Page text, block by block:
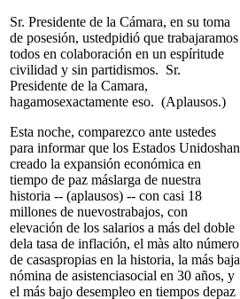
Sr. Presidente de la Cámara, en su toma
de posesión, ustedpidió que trabajaramos
todos en colaboración en un espíritude
civilidad y sin partidismos. Sr.
Presidente de la Camara,
hagamosexactamente eso. (Aplausos.)
Esta noche, comparezco ante ustedes
para informar que los Estados Unidoshan
creado la expansión económica en
tiempo de paz máslarga de nuestra
historia -- (aplausos) -- con casi 18
millones de nuevostrabajos, con
elevación de los salarios a más del doble
dela tasa de inflación, el màs alto número
de casaspropias en la historia, la más baja
nómina de asistenciasocial en 30 años, y
el más bajo desempleo en tiempos depaz